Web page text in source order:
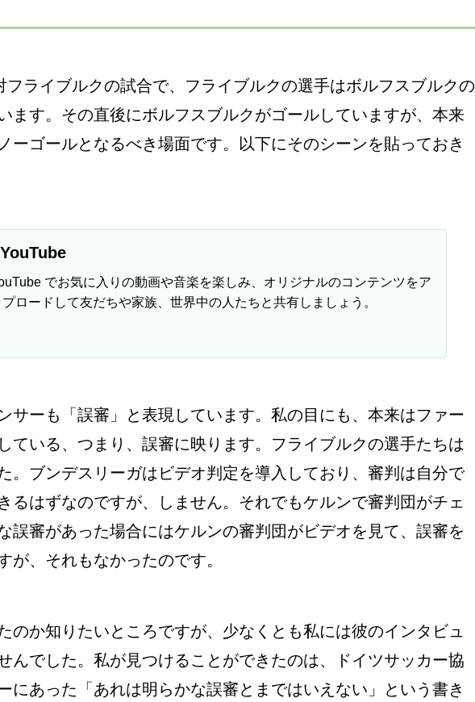
ライブルクの試合で、フライブルクの選手はボルフスブルクの
ます。その直後にボルフスブルクがゴールしていますが、本来
ーゴールとなるべき場面です。以下にそのシーンを貼っておき
でお気に入りの動画や音楽を楽しみ、オリジナルのコンテンツをア
プロードして友だちや家族、世界中の人たちと共有しましょう。
サーも「誤審」と表現しています。私の目にも、本来はファー
ている、つまり、誤審に映ります。フライブルクの選手たちは
。ブンデスリーガはビデオ判定を導入しており、審判は自分で
るはずなのですが、しません。それでもケルンで審判団がチェ
誤審があった場合にはケルンの審判団がビデオを見て、誤審を
が、それもなかったのです。
のか知りたいところですが、少なくとも私には彼のインタビュ
んでした。私が見つけることができたのは、ドイツサッカー協
にあった「あれは明らかな誤審とまではいえない」という書き